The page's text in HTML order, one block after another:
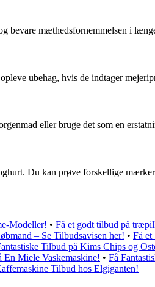
bevare mæthedsfornemmelsen i
ubehag, hvis de indtager
eller bruge det som en
Du kan prøve forskellige
Modeller! • Få et godt tilbud på
– Se Tilbudsavisen her! • Få et
Tilbud på Kims Chips og
En Miele Vaskemaskine! • Få
Tilbud hos Elgiganten!